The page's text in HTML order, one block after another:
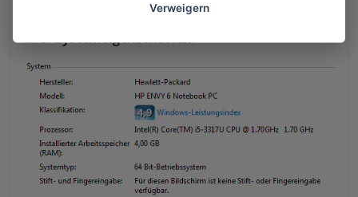
Als Ausgabe erhalten Sie jetzt die Ausgabe
IhrerSystemeigenschaften.
Verweigern